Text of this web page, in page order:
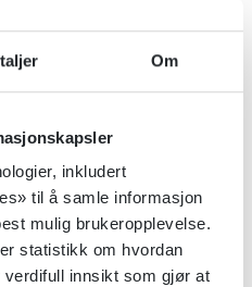
Om
inkludert
til å samle informasjon
mulig brukeropplevelse.
statistikk om hvordan
innsikt som gjør at
Nonfarmakologisk
som kan være
og ikke alle
artikkelen.
men svært